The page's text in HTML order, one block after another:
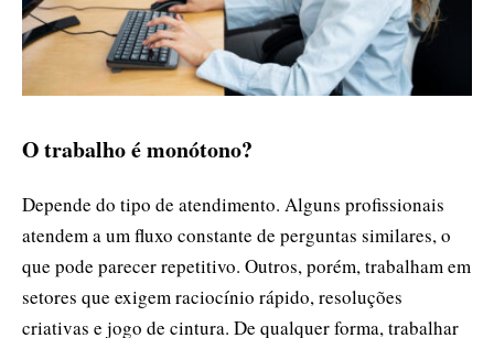
O trabalho é monótono?
Depende do tipo de atendimento. Alguns profissionais
atendem a um fluxo constante de perguntas similares, o
que pode parecer repetitivo. Outros, porém, trabalham em
setores que exigem raciocínio rápido, resoluções
criativas e jogo de cintura. De qualquer forma, trabalhar